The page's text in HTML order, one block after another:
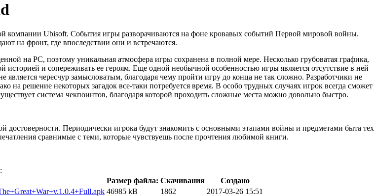
компании Ubisoft. События игры разворачиваются на фоне кровавых событий Первой мировой войны.
на фронт, где впоследствии они и встречаются.
на PC, поэтому уникальная атмосфера игры сохранена в полной мере. Несколько грубоватая графика,
и сопереживать ее героям. Еще одной необычной особенностью игры является отсутствие в ней
чересчур замысловатым, благодаря чему пройти игру до конца не так сложно. Разработчики не
решение некоторых загадок все-таки потребуется время. В особо трудных случаях игрок всегда сможет
система чекпоинтов, благодаря которой проходить сложные места можно довольно быстро.
достоверности. Периодически игрока будут знакомить с основными этапами войны и предметами быта тех
сравнимые с теми, которые чувствуешь после прочтения любимой книги.
Размер файла: Скачивания
Создано
46985 kB 1862 2017-03-26 15:51